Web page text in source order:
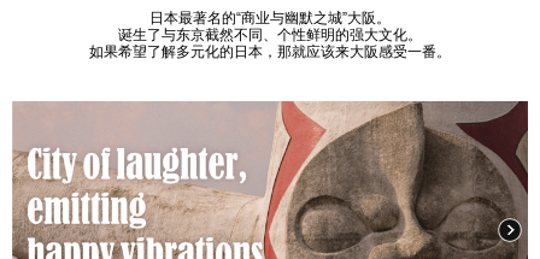
日本最著名的“商业与幽默之城”大阪。
诞生了与东京截然不同、个性鲜明的强大文化。
如果希望了解多元化的日本，那就应该来大阪感受一番。